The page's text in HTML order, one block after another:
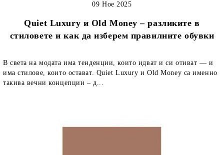
Quiet Luxury и Old Money – разликите в
стиловете и как да изберем правилните обувки
09 Ное 2025
В света на модата има тенденции, които идват и си отиват — и
има стилове, които остават. Quiet Luxury и Old Money са именно
такива вечни концепции – д...